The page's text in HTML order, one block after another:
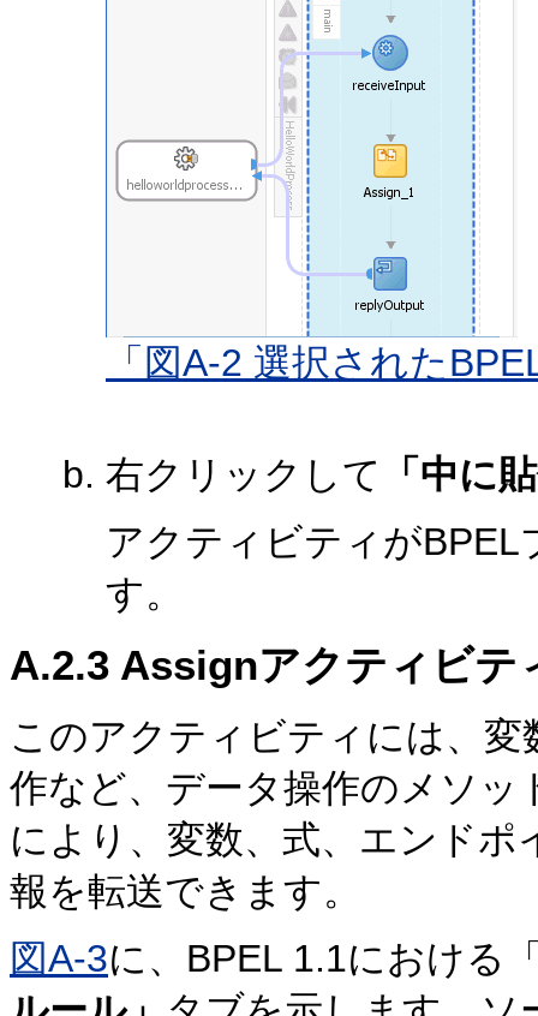
「図A-2 選択された
右クリックして
「中に
アクティビティが
す。
A.2.3 Assignアクティビテ
このアクティビティには、
作など、データ操作のメソ
により、変数、式、エンド
報を転送できます。
図A-3に、BPEL 1.1における